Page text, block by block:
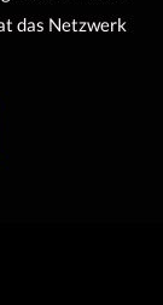
das Netzwerk